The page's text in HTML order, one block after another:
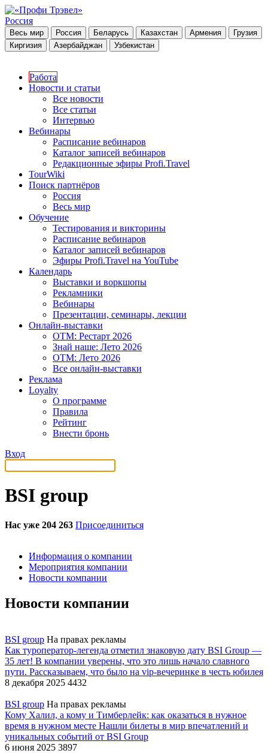
Россия
Весь мир Россия Беларусь Казахстан Армения
Грузия
Киргизия
Азербайджан Узбекистан
Работа
Новости и статьи
Все новости
Все статьи
Интервью
Вебинары
Расписание вебинаров
Каталог записей вебинаров
Редакционные эфиры Profi.Travel
TourWiki
Поиск партнёров
Россия
Весь мир
Обучение
Тестирования и викторины
Расписание вебинаров
Каталог записей вебинаров
Эфиры Profi.Travel на YouTube
Календарь
Выставки и воркшопы
Рекламники
Вебинары
Презентации, семинары, лекции
Онлайн-выставки
OTM: Рестарт 2026
Знай наше: Лето 2026
OTM: Лето 2026
Все онлайн-выставки
Реклама
Loyalty
О программе
Правила
Рейтинг
Внести бронь
Вход
BSI group
Нас уже 204 263 Присоединиться
Информация о компании
Мероприятия компании
Новости компании
Новости компании
BSI group На правах рекламы
Как туроператор-легенда отметил знаковую дату BSI Group —
35 лет! В компании уверены, что это лишь начало славного
пути. Рассказываем, что было на vip-вечеринке в честь юбилея
8 декабря 2025 4432
BSI group На правах рекламы
Кому Халил, а кому и Тимберлейк: как оказаться в нужное
время в нужном месте Нашли билеты в мир впечатлений и
уникальных событий от BSI Group
6 июня 2025 3897